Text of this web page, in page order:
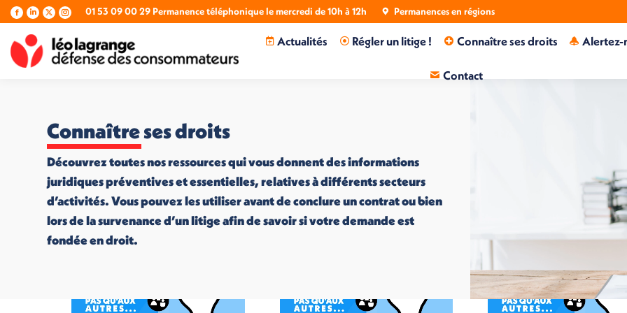
La
Facebook
s'ouvre
dans
La
LinkedIn
s'ouvre
dans
La
X
s'ouvre
dans
La
Instagram
s'ouvre
dans
01 53 09 00 29 Permanence téléphonique le mercredi de 10h à 12h Permanences en régions
Actualités Régler un litige ! Connaître ses droits Alertez-
Contact
Connaître ses droits
Découvrez toutes nos ressources qui vous donnent des informations
juridiques préventives et essentielles, relatives à différents secteurs
d’activités. Vous pouvez les utiliser avant de conclure un contrat ou bien
lors de la survenance d’un litige afin de savoir si votre demande est
fondée en droit.